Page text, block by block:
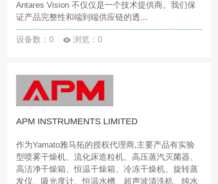
Antares Vision 不仅仅是一个技术提供商。我们保
证产品完整性和端到端供应链的透...
设备数：0 浏览：0
APM INSTRUMENTS LIMITED
作为Yamato雅马拓的授权代理商,主要产品有实验
型喷雾干燥机、流化床造粒机、高压蒸汽灭菌器、
高洁净干燥箱、恒温干燥箱、冷冻干燥机、旋转蒸
发仪、吸光度计、恒温水槽、超声波清洗机、纯水